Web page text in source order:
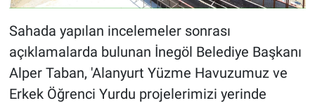
Sahada yapılan incelemeler sonrası
açıklamalarda bulunan İnegöl Belediye Başkanı
Alper Taban, 'Alanyurt Yüzme Havuzumuz ve
Erkek Öğrenci Yurdu projelerimizi yerinde